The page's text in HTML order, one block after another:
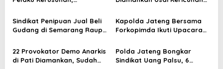
i
g
a
t
i
Pastikan Kondusif
Sindikat Penipuan Jual Beli
Gudang di Semarang Raup
Ditangkap Polda Jateng
Kapolda Jateng Bersama
Forkopimda Ikuti Upacara
Lima Semarang
22 Provokator Demo Anarkis
di Pati Diamankan, Sudah
Polda Jateng Bongkar
Sindikat Uang Palsu, 6